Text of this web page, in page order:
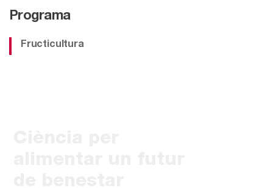
Programa
Fructicultura